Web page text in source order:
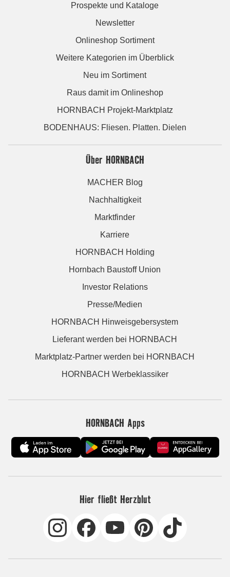
Prospekte und Kataloge
Newsletter
Onlineshop Sortiment
Weitere Kategorien im Überblick
Neu im Sortiment
Raus damit im Onlineshop
HORNBACH Projekt-Marktplatz
BODENHAUS: Fliesen. Platten. Dielen
Über HORNBACH
MACHER Blog
Nachhaltigkeit
Marktfinder
Karriere
HORNBACH Holding
Hornbach Baustoff Union
Investor Relations
Presse/Medien
HORNBACH Hinweisgebersystem
Lieferant werden bei HORNBACH
Marktplatz-Partner werden bei HORNBACH
HORNBACH Werbeklassiker
HORNBACH Apps
Hier fließt Herzblut